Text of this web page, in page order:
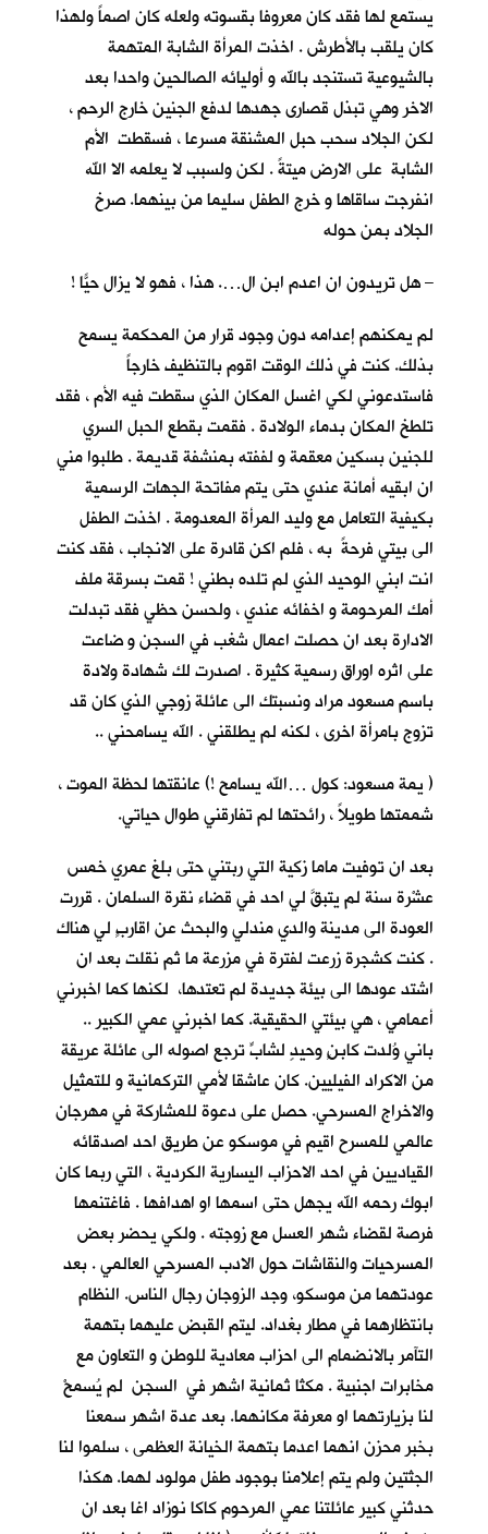
يستمع لها فقد كان معروفا بقسوته ولعله كان اصماً ولهذا
كان يلقب بالأطرش . اخذت المرأة الشابة المتهمة
بالشيوعية تستنجد بالله و أوليائه الصالحين واحدا بعد
الاخر وهي تبذل قصارى جهدها لدفع الجنين خارج الرحم ،
لكن الجلاد سحب حبل المشنقة مسرعا ، فسقطت الأم
الشابة على الارض ميتةً . لكن ولسبب لا يعلمه الا الله
انفرجت ساقاها و خرج الطفل سليما من بينهما. صرخ
الجلاد بمن حوله
– هل تريدون ان اعدم ابن ال…. هذا ، فهو لا يزال حيّاً !
لم يمكنهم إعدامه دون وجود قرار من المحكمة يسمح
بذلك. كنت في ذلك الوقت اقوم بالتنظيف خارجاً
فاستدعوني لكي اغسل المكان الذي سقطت فيه الأم ، فقد
تلطخ المكان بدماء الولادة . فقمت بقطع الحبل السري
للجنين بسكين معقمة و لففته بمنشفة قديمة . طلبوا مني
ان ابقيه أمانة عندي حتى يتم مفاتحة الجهات الرسمية
بكيفية التعامل مع وليد المرأة المعدومة . اخذت الطفل
الى بيتي فرحةً به ، فلم اكن قادرة على الانجاب ، فقد كنت
انت ابني الوحيد الذي لم تلده بطني ! قمت بسرقة ملف
أمك المرحومة و اخفائه عندي ، ولحسن حظي فقد تبدلت
الادارة بعد ان حصلت اعمال شغب في السجن و ضاعت
على اثره اوراق رسمية كثيرة . اصدرت لك شهادة ولادة
باسم مسعود مراد ونسبتك الى عائلة زوجي الذي كان قد
تزوج بامرأة اخرى ، لكنه لم يطلقني . الله يسامحني ..
( يمة مسعود: كول …الله يسامح !) عانقتها لحظة الموت ،
شممتها طويلاً ، رائحتها لم تفارقني طوال حياتي.
بعد ان توفيت ماما زكية التي ربتني حتى بلغ عمري خمس
عشْرة سنة لم يتبقَّ لي احد في قضاء نقرة السلمان . قررت
العودة الى مدينة والدي مندلي والبحث عن اقاربٍ لي هناك
. كنت كشجرة زرعت لفترة في مزرعة ما ثم نقلت بعد ان
اشتد عودها الى بيئة جديدة لم تعتدها، لكنها كما اخبرني
أعمامي ، هي بيئتي الحقيقية. كما اخبرني عمي الكبير ..
باني وُلدت كابنٍ وحيدٍ لشابٍّ ترجع اصوله الى عائلة عريقة
من الاكراد الفيليين. كان عاشقا لأمي التركمانية و للتمثيل
والاخراج المسرحي. حصل على دعوة للمشاركة في مهرجان
عالمي للمسرح اقيم في موسكو عن طريق احد اصدقائه
القياديين في احد الاحزاب اليسارية الكردية ، التي ربما كان
ابوك رحمه الله يجهل حتى اسمها او اهدافها . فاغتنمها
فرصة لقضاء شهر العسل مع زوجته . ولكي يحضر بعض
المسرحيات والنقاشات حول الادب المسرحي العالمي . بعد
عودتهما من موسكو، وجد الزوجان رجال الناس. النظام
بانتظارهما في مطار بغداد. ليتم القبض عليهما بتهمة
التآمر بالانضمام الى احزاب معادية للوطن و التعاون مع
مخابرات اجنبية . مكثا ثمانية اشهر في السجن لم يُسمحْ
لنا بزيارتهما او معرفة مكانهما. بعد عدة اشهر سمعنا
بخبر محزن انهما اعدما بتهمة الخيانة العظمى ، سلموا لنا
الجثتين ولم يتم إعلامنا بوجود طفل مولود لهما. هكذا
حدثني كبير عائلتنا عمي المرحوم كاكا نوزاد اغا بعد ان